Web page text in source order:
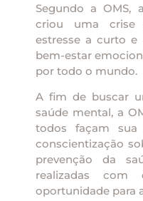
Segundo a OMS,
criou uma crise
estresse a curto e
bem-estar
por todo o mundo.
A fim de buscar
saúde mental, a
todos façam
conscientização
prevenção da
realizadas com
oportunidade para